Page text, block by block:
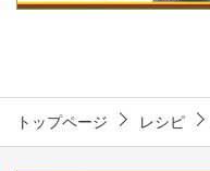
トップページ レシピ